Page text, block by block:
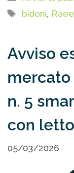
Tag
bidoni, Raee
Avviso
n. 5
con
05/03/2026